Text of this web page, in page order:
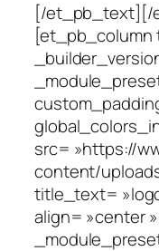
[/et_pb_text][/
[et_pb_column
src= »https://
content/
title_text=
align= »center